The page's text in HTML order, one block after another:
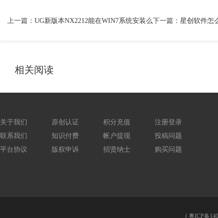
上一篇： UG新版本NX2212能在WIN7系统安装么下一篇： 星创软件怎
相关阅读
关于我们
联系我们
平台协议
原创认证
知识付费
版权申诉
积分充值
帐户提现
招贤纳士
注册登录
投稿问题
购买问题
( 粤ICP备